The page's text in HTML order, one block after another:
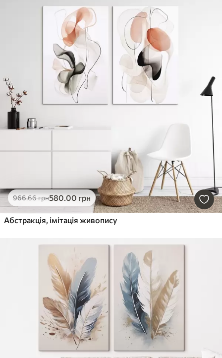
966.66грн580.00 грн
Абстракція, імітація живопису